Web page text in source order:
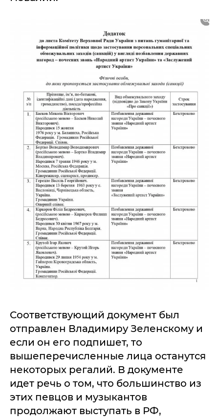
Соответствующий документ был
отправлен Владимиру Зеленскому и
если он его подпишет, то
вышеперечисленные лица останутся
некоторых регалий. В документе
идет речь о том, что большинство из
этих певцов и музыкантов
продолжают выступать в РФ,